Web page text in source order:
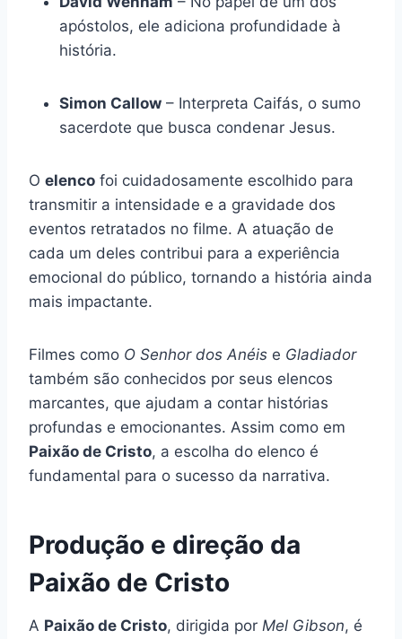
apóstolos, ele adiciona profundidade à
história.
Simon Callow – Interpreta Caifás, o sumo
sacerdote que busca condenar Jesus.
O elenco foi cuidadosamente escolhido para
transmitir a intensidade e a gravidade dos
eventos retratados no filme. A atuação de
cada um deles contribui para a experiência
emocional do público, tornando a história ainda
mais impactante.
Filmes como O Senhor dos Anéis e Gladiador
também são conhecidos por seus elencos
marcantes, que ajudam a contar histórias
profundas e emocionantes. Assim como em
Paixão de Cristo, a escolha do elenco é
fundamental para o sucesso da narrativa.
Produção e direção da
Paixão de Cristo
A Paixão de Cristo, dirigida por Mel Gibson, é